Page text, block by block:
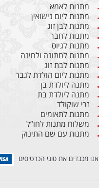
מתנות לאמא
מתנות ליום נישואין
מתנות לבן זוג
מתנות לחבר
מתנות לגיוס
מתנות לחתונה ולחינה
מתנות לבת זוג
מתנות ליום הולדת לגבר
מתנה ליולדת בן
מתנה ליולדת בת
זרי שוקולד
מתנות לתאומים
משלוח מתנות לחו”ל
מתנות עם שם התינוק
אנו מכבדים את סוגי הכרטיסים